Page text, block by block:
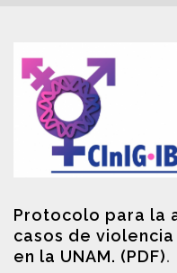
Protocolo para la
casos de
en la UNAM. (PDF).